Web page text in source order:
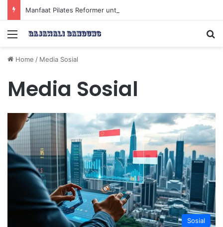
Menu
Home / Media Sosial
Media Sosial
Sosial